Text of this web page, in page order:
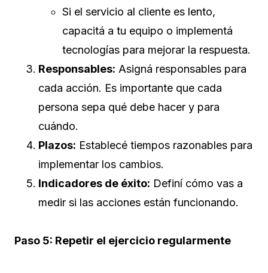
Si el servicio al cliente es lento,
capacitá a tu equipo o implementá
tecnologías para mejorar la respuesta.
Responsables: Asigná responsables para
cada acción. Es importante que cada
persona sepa qué debe hacer y para
cuándo.
Plazos: Establecé tiempos razonables para
implementar los cambios.
Indicadores de éxito: Definí cómo vas a
medir si las acciones están funcionando.
Paso 5: Repetir el ejercicio regularmente